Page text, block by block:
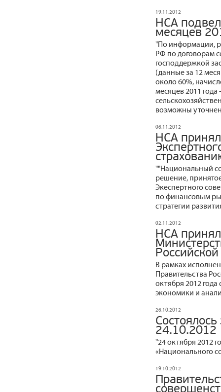
19.11.2012
НСА
месяцев
"По информации,
РФ по договорам
господдержкой
(данные за 12
около 60%,
месяцев 2011
возможны
06.11.2012
НСА
""Национальный
решение,
Экеспертного
по финансовым
стратегии
02.11.2012
НСА
В рамках
Правительства
октября 2012
экономики и
26.10.2012
24.10.2012
"24 октября 2012
«Национального
19.10.2012